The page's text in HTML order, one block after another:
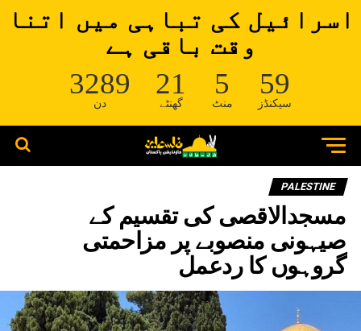
اسرائیل کی تباہی میں اتنا
وقت باقی ہے
3289
دن
21
گھنٹے
5
منٹ
59
سیکنڈز
PALESTINE
مسجدالاقصی کی تقسیم کے
صیہونی منصوبے پر مزاحمتی
گروہوں کا ردعمل